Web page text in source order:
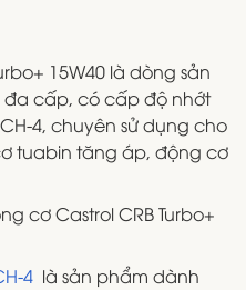
15W40 là dòng sản
đa cấp, có cấp độ nhớt
4, chuyên sử dụng cho
tuabin tăng áp, động cơ
cơ Castrol CRB Turbo+
4 là sản phẩm dành